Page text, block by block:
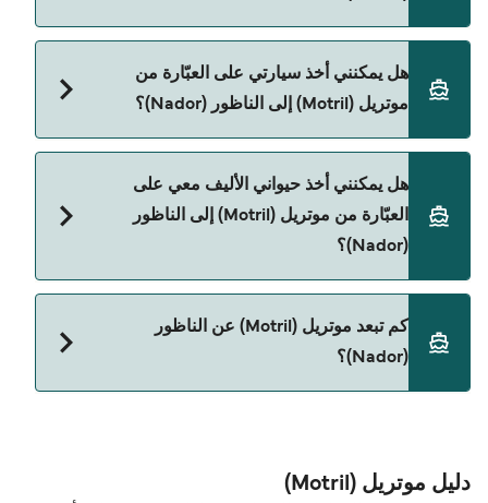
نعم، يمكنك السفر كراكب بدون سيارة من موتريل
(Motril) إلى الناظور (Nador) مع:
هل يمكنني أخذ سيارتي على العبّارة من
موتريل (Motril) إلى الناظور (Nador)؟
نعم، يمكنك السفر مع سيارتك على العبّارة من موتريل
Naviera Armas
هل يمكنني أخذ حيواني الأليف معي على
العبّارة من موتريل (Motril) إلى الناظور
(Nador)؟
إلى جواز سفر للحيوان. يرجى مراجعة تعليمات شركات
العبّارات بخصوص الحيوانات. حالياً يمكنك أخذ حيواناتك
الأليفة على العبّارة مع:
كم تبعد موتريل (Motril) عن الناظور
(Nador)؟
دليل موتريل (Motril)